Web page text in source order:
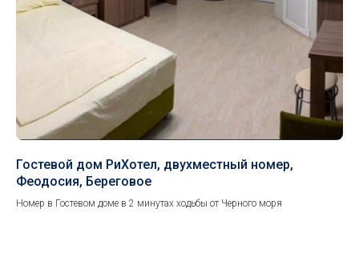
Гостевой дом РиХотел, двухместный номер,
Феодосия, Береговое
Номер в Гостевом доме в 2 минутах ходьбы от Черного моря